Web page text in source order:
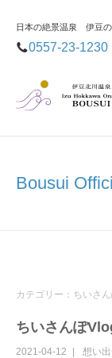
日本の絶景温泉 伊豆
0557-23-1230
Bousui
カテゴリー：ちいさ
ちいさんぽ
2021-04-12 想い